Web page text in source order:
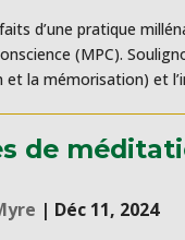
d’une pratique
(MPC).
la mémorisation) et
de
| Déc 11, 2024